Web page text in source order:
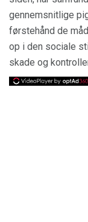
gennemsnitlige
førstehånd de
op i den sociale
skade og